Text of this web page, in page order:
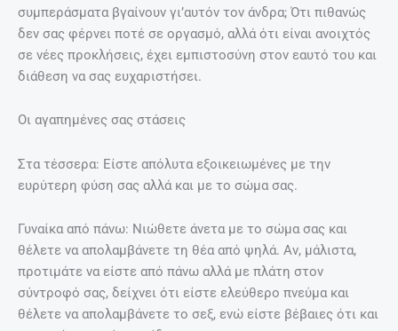
συμπεράσματα βγαίνουν γι’αυτόν τον άνδρα; Ότι πιθανώς
δεν σας φέρνει ποτέ σε οργασμό, αλλά ότι είναι ανοιχτός
σε νέες προκλήσεις, έχει εμπιστοσύνη στον εαυτό του και
διάθεση να σας ευχαριστήσει.
Οι αγαπημένες σας στάσεις
Στα τέσσερα: Είστε απόλυτα εξοικειωμένες με την
ευρύτερη φύση σας αλλά και με το σώμα σας.
Γυναίκα από πάνω: Νιώθετε άνετα με το σώμα σας και
θέλετε να απολαμβάνετε τη θέα από ψηλά. Αν, μάλιστα,
προτιμάτε να είστε από πάνω αλλά με πλάτη στον
σύντροφό σας, δείχνει ότι είστε ελεύθερο πνεύμα και
θέλετε να απολαμβάνετε το σεξ, ενώ είστε βέβαιες ότι και